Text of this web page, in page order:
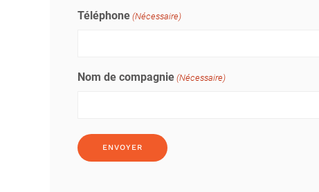
Téléphone (Nécessaire)
Nom de compagnie (Nécessaire)